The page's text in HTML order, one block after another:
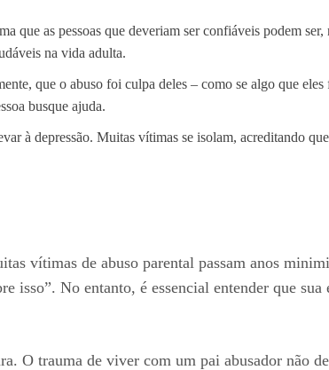
que as pessoas que deveriam ser confiáveis podem
na vida adulta.
que o abuso foi culpa deles – como se algo que
busque ajuda.
à depressão. Muitas vítimas se isolam, acreditando
vítimas de abuso parental passam anos
isso”. No entanto, é essencial entender que
O trauma de viver com um pai abusador não